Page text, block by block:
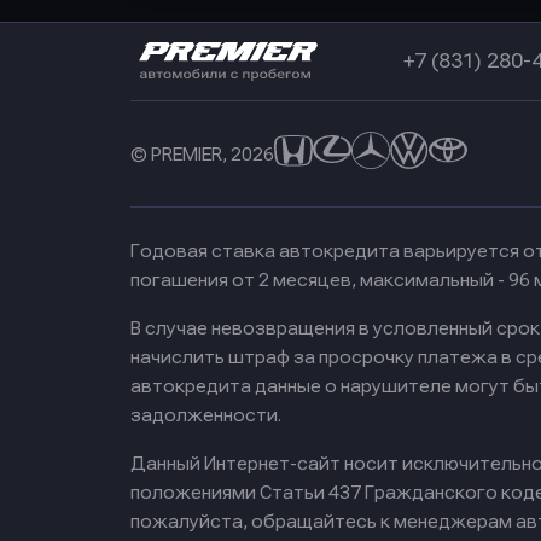
+7 (831) 280-
© PREMIER, 2026
Годовая ставка автокредита варьируется
погашения от 2 месяцев, максимальный - 96
В случае невозвращения в условленный
начислить штраф за просрочку платежа в
автокредита данные о нарушителе могут
задолженности.
Данный Интернет-сайт носит
положениями Статьи 437 Гражданского
пожалуйста, обращайтесь к менеджерам